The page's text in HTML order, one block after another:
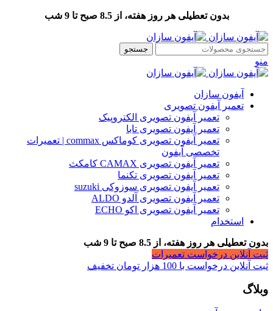
بدون تعطیلی هر روز هفته، از 8.5 صبح تا 9 شب
جستجو
منو
آیفون سازان
تعمیر آیفون تصویری
تعمیر آیفون تصویری الکتروپیک
تعمیر آیفون تصویری تابا
تعمیر آیفون تصویری کوماکس commax | تعمیرات
تخصصی آیفون
تعمیر آیفون تصویری CAMAX کامکث
تعمیر آیفون تصویری تکنما
تعمیر آیفون تصویری سوزوکی suzuki
تعمیر آیفون تصویری آلدو ALDO
تعمیر آیفون تصویری اکو ECHO
استخدام
بدون تعطیلی هر روز هفته، از 8.5 صبح تا 9 شب
ثبت آنلاین درخواست تعمیرات
ثبت آنلاین درخواست با 100 هزار تومان تخفیف
وبلاگ